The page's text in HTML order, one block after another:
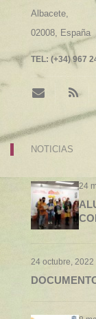
Albacete,
02008,
España
TEL: (+34) 967
NOTICIAS
24
24 octubre, 2022